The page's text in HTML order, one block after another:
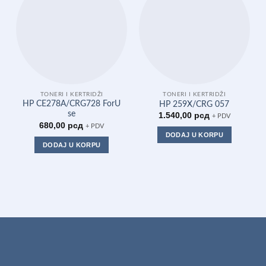
TONERI I KERTRIDŽI
HP CE278A/CRG728 ForU
se
680,00 рсд + PDV
DODAJ U KORPU
TONERI I KERTRIDŽI
HP 259X/CRG 057
1.540,00 рсд + PDV
DODAJ U KORPU